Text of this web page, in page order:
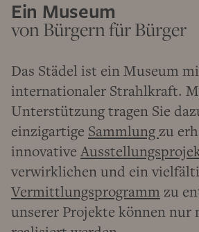
Ein Museum
von Bürgern für Bürger
Das Städel ist ein Museum
internationaler Strahlkraft.
Unterstützung tragen Sie
einzigartige Sammlungzu
innovative
verwirklichen und ein
Vermittlungsprogrammzu
unserer Projekte können